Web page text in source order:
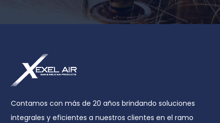
Contamos con más de 20 años brindando soluciones
integrales y eficientes a nuestros clientes en el ramo